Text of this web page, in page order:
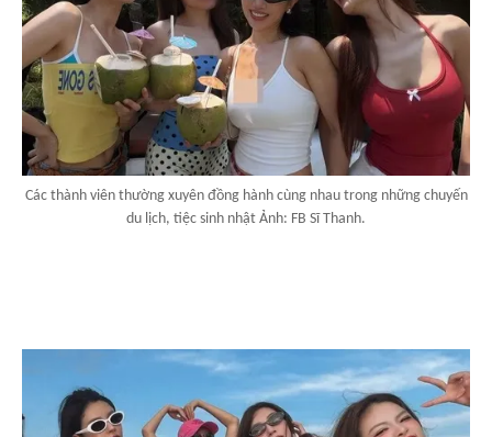
Các thành viên thường xuyên đồng hành cùng nhau trong những chuyến
du lịch, tiệc sinh nhật Ảnh: FB Sĩ Thanh.